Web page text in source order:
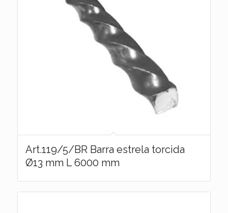
Art.119/5/BR Barra estrela torcida
Ø13 mm L 6000 mm